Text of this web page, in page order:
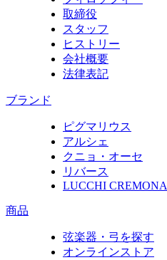
取締役
スタッフ
ヒストリー
会社概要
法律表記
ブランド
ピグマリウス
アルシェ
クニョ・オーセ
リバース
LUCCHI CREMONA
商品
弦楽器・弓を探す
オンラインストア